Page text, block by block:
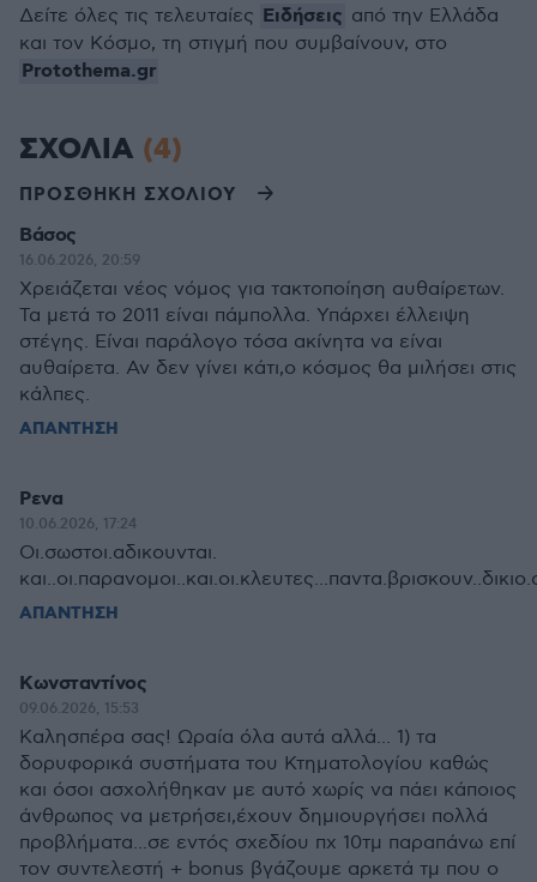
Δείτε όλες τις τελευταίες Ειδήσεις από την Ελλάδα
και τον Κόσμο, τη στιγμή που συμβαίνουν, στο
Protothema.gr
ΣΧΟΛΙΑ (4)
ΠΡΟΣΘΗΚΗ ΣΧΟΛΙΟΥ
Βάσος
16.06.2026, 20:59
Χρειάζεται νέος νόμος για τακτοποίηση αυθαίρετων.
Τα μετά το 2011 είναι πάμπολλα. Υπάρχει έλλειψη
στέγης. Είναι παράλογο τόσα ακίνητα να είναι
αυθαίρετα. Αν δεν γίνει κάτι,ο κόσμος θα μιλήσει στις
κάλπες.
ΑΠΑΝΤΗΣΗ
Ρενα
10.06.2026, 17:24
Οι.σωστοι.αδικουνται.
ΑΠΑΝΤΗΣΗ
Κωνσταντίνος
09.06.2026, 15:53
Καλησπέρα σας! Ωραία όλα αυτά αλλά... 1) τα
δορυφορικά συστήματα του Κτηματολογίου καθώς
και όσοι ασχολήθηκαν με αυτό χωρίς να πάει κάποιος
άνθρωπος να μετρήσει,έχουν δημιουργήσει πολλά
προβλήματα...σε εντός σχεδίου πχ 10τμ παραπάνω επί
τον συντελεστή + bonus βγάζουμε αρκετά τμ που ο